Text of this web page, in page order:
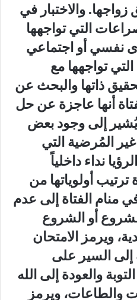
والاختبار في
التي تواجهها
نفسي أو اجتماعي
تواجهها مع
ذاتها والبحث عن
أنها عاجزة عن حل
يُشير إلى وجود بعض
المُرضية التي
نداء داخلياً
ترتيب أولوياتها من
منام الفتاة إلى عدم
أو الشروع
ويرمز الامتحان
إلى السير على
والعودة إلى الله
والطاعات، ويرمز